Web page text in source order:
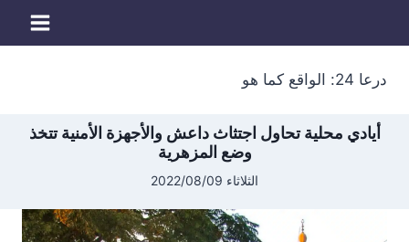
درعا 24: الواقع كما هو
أيادي محلية تحاول اجتثاث داعش والأجهزة الأمنية تتخذ
وضع المزهرية
الثلاثاء 2022/08/09